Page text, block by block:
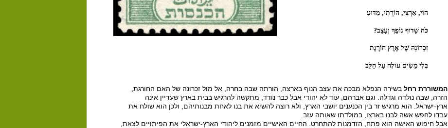
הוֹי, אַרְצִי, הוֹרָתִי, מַדּוּעַ
כֹּה שָׁדוּף נוֹפֵךְ וְעָצֵב?
זִכְרוֹנָהּ שֶׁל אֶרֶץ חוֹרֶגֶת
בְּלִי מֵשִׂים עוֹלֶה עַל הַלֵּב
המשוררת רחל בשירה הנפלא מבכה את עצב הנוף בארצה, הורתה שבה בחרה, אל מול זכרונה של האם החורגת,
הזרה, שבה נולדה וגדלה. וגם אברהם, עוד לא יהודי אבל כבר נודד, מתקשה להרגיש בבית בארץ שעדיין אינה
ארץ-ישראל. הוא מרגיש זר בין הכנענים יושבי הארץ, ולא רוצה להשיא את בנו לאחת מבנותיהם, ולכן הוא שולח את
עבדו לחפש אשה לבנו בארצו, במולדתו שאותה עזב.
אבל חיפוש האישה הוא פתח, הזדמנות להתחרט. החיים האישיים מזמנים ליהודי הארץ-ישראלי את הפיתויים לצאת,